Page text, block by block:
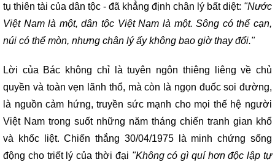
tụ thiên tài của dân tộc - đã khẳng định chân lý bất diệt: "Nước
Việt Nam là một, dân tộc Việt Nam là một. Sông có thể cạn,
núi có thể mòn, nhưng chân lý ấy không bao giờ thay đổi."
Lời của Bác không chỉ là tuyên ngôn thiêng liêng về chủ
quyền và toàn vẹn lãnh thổ, mà còn là ngọn đuốc soi đường,
là nguồn cảm hứng, truyền sức mạnh cho mọi thế hệ người
Việt Nam trong suốt những năm tháng chiến tranh gian khổ
và khốc liệt. Chiến thắng 30/04/1975 là minh chứng sống
động cho triết lý của thời đại "Không có gì quí hơn độc lập tự